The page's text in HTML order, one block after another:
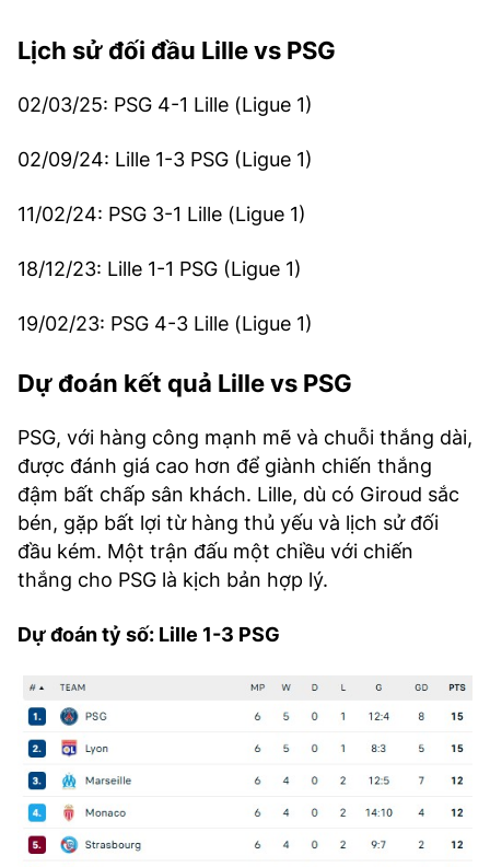
Lịch sử đối đầu Lille vs PSG
02/03/25: PSG 4-1 Lille (Ligue 1)
02/09/24: Lille 1-3 PSG (Ligue 1)
11/02/24: PSG 3-1 Lille (Ligue 1)
18/12/23: Lille 1-1 PSG (Ligue 1)
19/02/23: PSG 4-3 Lille (Ligue 1)
Dự đoán kết quả Lille vs PSG
PSG, với hàng công mạnh mẽ và chuỗi thắng dài,
được đánh giá cao hơn để giành chiến thắng
đậm bất chấp sân khách. Lille, dù có Giroud sắc
bén, gặp bất lợi từ hàng thủ yếu và lịch sử đối
đầu kém. Một trận đấu một chiều với chiến
thắng cho PSG là kịch bản hợp lý.
Dự đoán tỷ số: Lille 1-3 PSG